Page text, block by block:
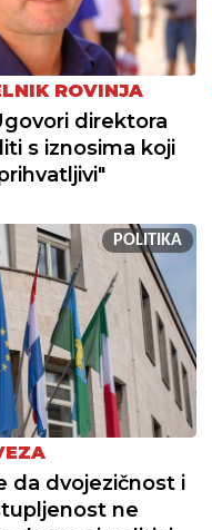
ROVINJA
direktora
s iznosima koji
POLITIKA
da dvojezičnost i
ne